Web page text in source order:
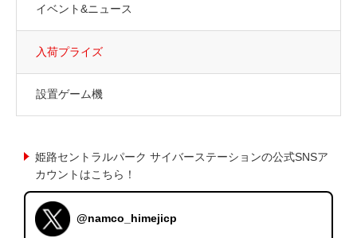
イベント&ニュース
入荷プライズ
設置ゲーム機
姫路セントラルパーク サイバーステーションの公式SNSア
カウントはこちら！
@namco_himejicp